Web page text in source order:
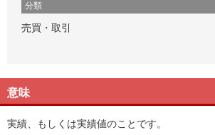
分類
売買・取引
意味
実績、もしくは実績値のことです。